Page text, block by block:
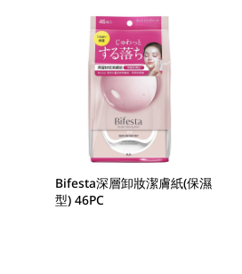
Bifesta深層卸妝潔膚紙(保濕
型) 46PC